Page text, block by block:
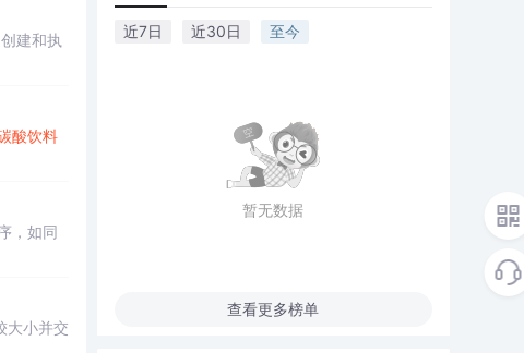
建和执
酸饮料
，如同
大小并交
近7日 近30日 至今
暂无数据
查看更多榜单